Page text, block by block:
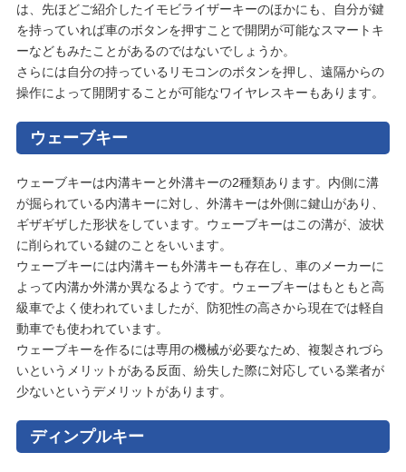
は、先ほどご紹介したイモビライザーキーのほかにも、自分が鍵
を持っていれば車のボタンを押すことで開閉が可能なスマートキ
ーなどもみたことがあるのではないでしょうか。
さらには自分の持っているリモコンのボタンを押し、遠隔からの
操作によって開閉することが可能なワイヤレスキーもあります。
ウェーブキー
ウェーブキーは内溝キーと外溝キーの2種類あります。内側に溝
が掘られている内溝キーに対し、外溝キーは外側に鍵山があり、
ギザギザした形状をしています。ウェーブキーはこの溝が、波状
に削られている鍵のことをいいます。
ウェーブキーには内溝キーも外溝キーも存在し、車のメーカーに
よって内溝か外溝か異なるようです。ウェーブキーはもともと高
級車でよく使われていましたが、防犯性の高さから現在では軽自
動車でも使われています。
ウェーブキーを作るには専用の機械が必要なため、複製されづら
いというメリットがある反面、紛失した際に対応している業者が
少ないというデメリットがあります。
ディンプルキー